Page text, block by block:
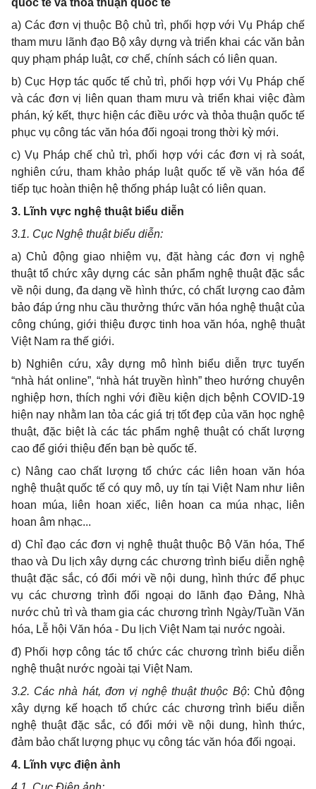
quốc tế và thỏa thuận quốc tế
a) Các đơn vị thuộc Bộ chủ trì, phối hợp với Vụ Pháp chế
tham mưu lãnh đạo Bộ xây dựng và triển khai các văn bản
quy phạm pháp luật, cơ chế, chính sách có liên quan.
b) Cục Hợp tác quốc tế chủ trì, phối hợp với Vụ Pháp chế
và các đơn vị liên quan tham mưu và triển khai việc đàm
phán, ký kết, thực hiện các điều ước và thỏa thuận quốc tế
phục vụ công tác văn hóa đối ngoại trong thời kỳ mới.
c) Vụ Pháp chế chủ trì, phối hợp với các đơn vị rà soát,
nghiên cứu, tham khảo pháp luật quốc tế về văn hóa để
tiếp tục hoàn thiện hệ thống pháp luật có liên quan.
3. Lĩnh vực nghệ thuật biểu diễn
3.1. Cục Nghệ thuật biểu diễn:
a) Chủ động giao nhiệm vụ, đặt hàng các đơn vị nghệ
thuật tổ chức xây dựng các sản phẩm nghệ thuật đặc sắc
về nội dung, đa dạng về hình thức, có chất lượng cao đảm
bảo đáp ứng nhu cầu thưởng thức văn hóa nghệ thuật của
công chúng, giới thiệu được tinh hoa văn hóa, nghệ thuật
Việt Nam ra thế giới.
b) Nghiên cứu, xây dựng mô hình biểu diễn trực tuyến
“nhà hát online”, “nhà hát truyền hình” theo hướng chuyên
nghiệp hơn, thích nghi với điều kiện dịch bệnh COVID-19
hiện nay nhằm lan tỏa các giá trị tốt đẹp của văn học nghệ
thuật, đặc biệt là các tác phẩm nghệ thuật có chất lượng
cao để giới thiệu đến bạn bè quốc tế.
c) Nâng cao chất lượng tổ chức các liên hoan văn hóa
nghệ thuật quốc tế có quy mô, uy tín tại Việt Nam như liên
hoan múa, liên hoan xiếc, liên hoan ca múa nhạc, liên
hoan âm nhạc...
d) Chỉ đạo các đơn vị nghệ thuật thuộc Bộ Văn hóa, Thể
thao và Du lịch xây dựng các chương trình biểu diễn nghệ
thuật đặc sắc, có đổi mới về nội dung, hình thức để phục
vụ các chương trình đối ngoại do lãnh đạo Đảng, Nhà
nước chủ trì và tham gia các chương trình Ngày/Tuần Văn
hóa, Lễ hội Văn hóa - Du lịch Việt Nam tại nước ngoài.
đ) Phối hợp công tác tổ chức các chương trình biểu diễn
nghệ thuật nước ngoài tại Việt Nam.
3.2. Các nhà hát, đơn vị nghệ thuật thuộc Bộ: Chủ động
xây dựng kế hoạch tổ chức các chương trình biểu diễn
nghệ thuật đặc sắc, có đổi mới về nội dung, hình thức,
đảm bảo chất lượng phục vụ công tác văn hóa đối ngoại.
4. Lĩnh vực điện ảnh